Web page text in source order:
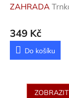
ZAHRADA
349 Kč
Do košíku